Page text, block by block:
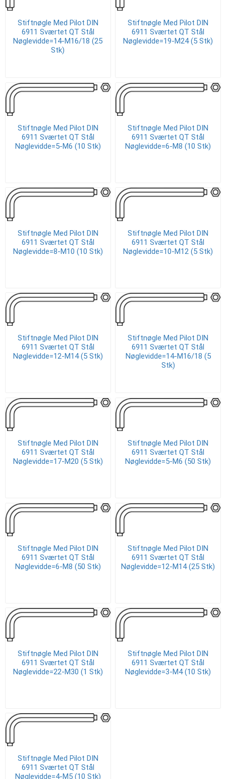
Stiftnøgle Med Pilot DIN
6911 Sværtet QT Stål
Nøglevidde=14-M16/18 (25
Stk)
Stiftnøgle Med Pilot DIN
6911 Sværtet QT Stål
Nøglevidde=19-M24 (5 Stk)
Stiftnøgle Med Pilot DIN
6911 Sværtet QT Stål
Nøglevidde=5-M6 (10 Stk)
Stiftnøgle Med Pilot DIN
6911 Sværtet QT Stål
Nøglevidde=6-M8 (10 Stk)
Stiftnøgle Med Pilot DIN
6911 Sværtet QT Stål
Nøglevidde=8-M10 (10 Stk)
Stiftnøgle Med Pilot DIN
6911 Sværtet QT Stål
Nøglevidde=10-M12 (5 Stk)
Stiftnøgle Med Pilot DIN
6911 Sværtet QT Stål
Nøglevidde=12-M14 (5 Stk)
Stiftnøgle Med Pilot DIN
6911 Sværtet QT Stål
Nøglevidde=14-M16/18 (5
Stk)
Stiftnøgle Med Pilot DIN
6911 Sværtet QT Stål
Nøglevidde=17-M20 (5 Stk)
Stiftnøgle Med Pilot DIN
6911 Sværtet QT Stål
Nøglevidde=5-M6 (50 Stk)
Stiftnøgle Med Pilot DIN
6911 Sværtet QT Stål
Nøglevidde=6-M8 (50 Stk)
Stiftnøgle Med Pilot DIN
6911 Sværtet QT Stål
Nøglevidde=12-M14 (25 Stk)
Stiftnøgle Med Pilot DIN
6911 Sværtet QT Stål
Nøglevidde=22-M30 (1 Stk)
Stiftnøgle Med Pilot DIN
6911 Sværtet QT Stål
Nøglevidde=3-M4 (10 Stk)
Stiftnøgle Med Pilot DIN
6911 Sværtet QT Stål
Nøglevidde=4-M5 (10 Stk)